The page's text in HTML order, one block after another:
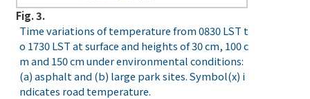
Fig. 3.
Time variations of temperature from 0830 LST t
o 1730 LST at surface and heights of 30 cm, 100 c
m and 150 cm under environmental conditions:
(a) asphalt and (b) large park sites. Symbol(x) i
ndicates road temperature.